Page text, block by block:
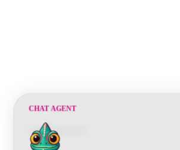
Tulajdonságok
CHAT AGENT